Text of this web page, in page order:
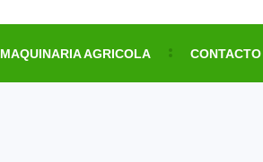
MAQUINARIA AGRICOLA CONTACTO